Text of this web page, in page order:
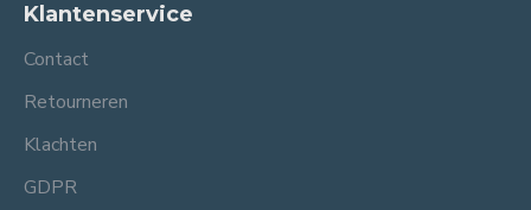
Klantenservice
Contact
Retourneren
Klachten
GDPR